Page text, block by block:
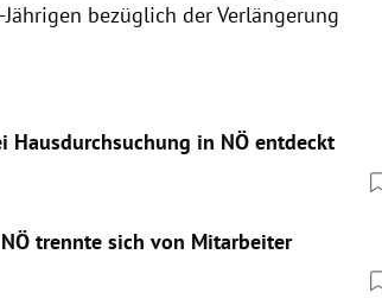
bezüglich der Verlängerung
in NÖ entdeckt
trennte sich von Mitarbeiter